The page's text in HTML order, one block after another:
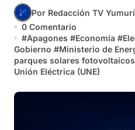
Por Redacción TV Yumurí
0 Comentario
#Apagones #Economía #
Gobierno #Ministerio de
parques solares fotovoltaicos
Unión Eléctrica (UNE)